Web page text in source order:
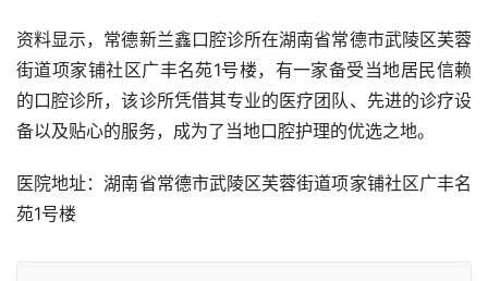
资料显示，常德新兰鑫口腔诊所在湖南省常德市武陵区芙蓉
街道项家铺社区广丰名苑1号楼，有一家备受当地居民信赖
的口腔诊所，该诊所凭借其专业的医疗团队、先进的诊疗设
备以及贴心的服务，成为了当地口腔护理的优选之地。
医院地址：湖南省常德市武陵区芙蓉街道项家铺社区广丰名
苑1号楼